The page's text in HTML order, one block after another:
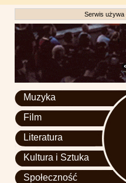
Serwis używa
Muzyka
Film
Literatura
Kultura i Sztuka
Społeczność